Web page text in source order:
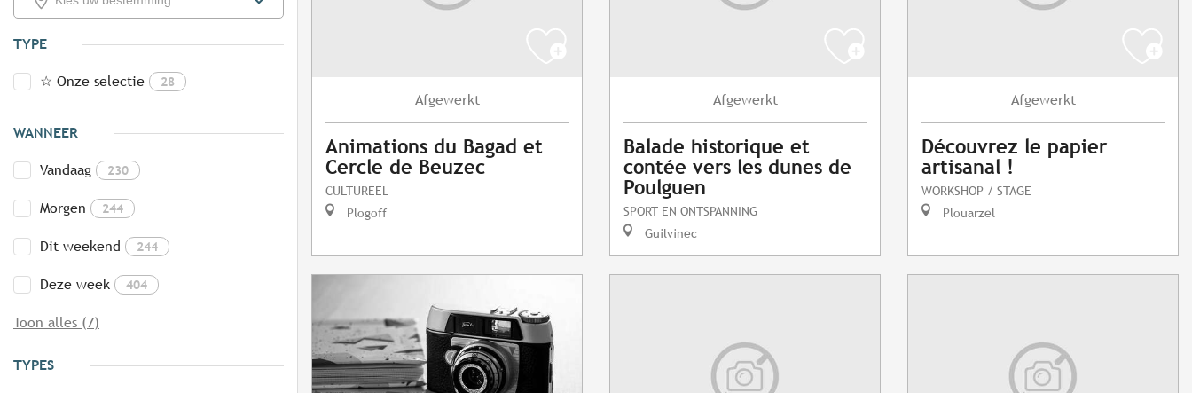
TYPE
☆ Onze selectie 28
WANNEER
Vandaag 230
Morgen 244
Dit weekend 244
Deze week 404
Toon alles (7)
TYPES
Afgewerkt
Animations du Bagad et
Cercle de Beuzec
CULTUREEL
Plogoff
Afgewerkt
Balade historique et
contée vers les dunes de
Poulguen
SPORT EN ONTSPANNING
Guilvinec
Afgewerkt
Découvrez le papier
artisanal !
WORKSHOP / STAGE
Plouarzel